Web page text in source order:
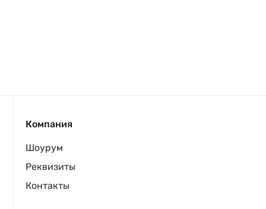
Компания
Шоурум
Реквизиты
Контакты